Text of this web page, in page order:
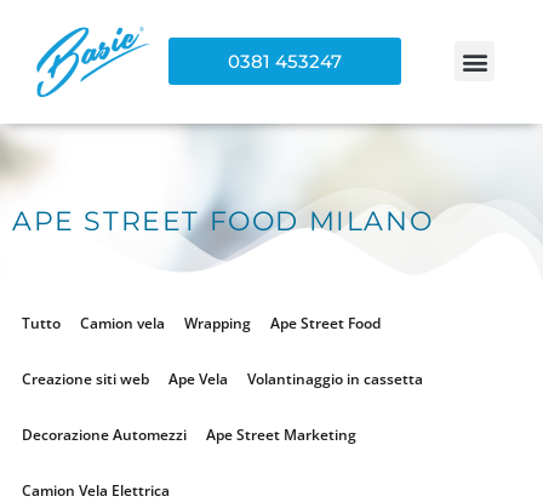
0381 453247
APE STREET FOOD MILANO
Tutto Camion vela Wrapping Ape Street Food
Creazione siti web Ape Vela Volantinaggio in cassetta
Decorazione Automezzi Ape Street Marketing
Camion Vela Elettrica